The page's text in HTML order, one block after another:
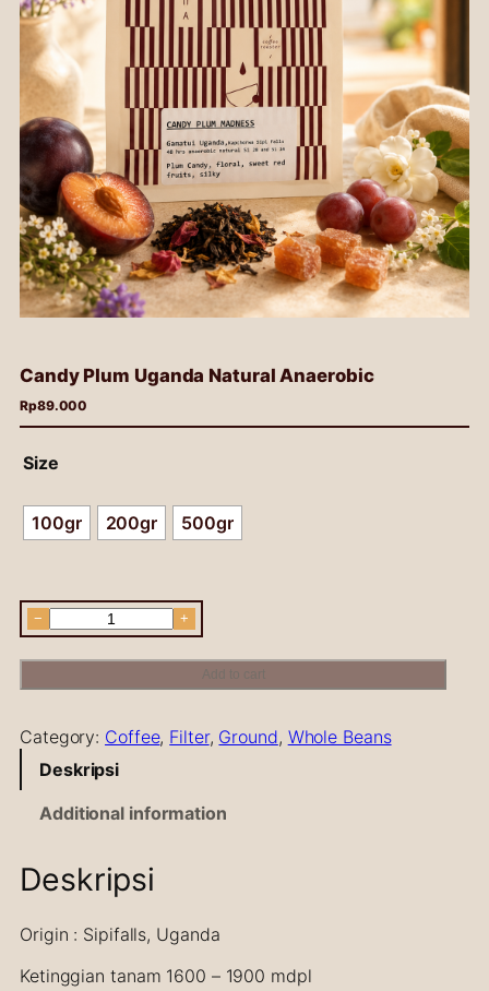
Candy Plum Uganda Natural Anaerobic
Rp89.000
Size
100gr 200gr 500gr
C
a
n
d
P
m
a
d
N
− +
Add to cart
Category: Coffee, Filter, Ground, Whole Beans
Deskripsi
Additional information
Deskripsi
Origin : Sipifalls, Uganda
Ketinggian tanam 1600 – 1900 mdpl